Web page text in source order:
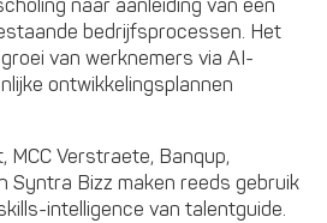
naar aanleiding van een
bedrijfsprocessen. Het
van werknemers via AI-
ontwikkelingsplannen
MCC Verstraete, Banqup,
Syntra Bizz maken reeds gebruik
intelligence van talentguide.